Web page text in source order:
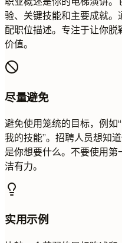
验、关键技能和主要成就
配职位描述。专注于让你
价值。
尽量避免
避免使用笼统的目标，例如
我的技能”。招聘人员想知
是你想要什么。不要使用
洁有力。
实用示例